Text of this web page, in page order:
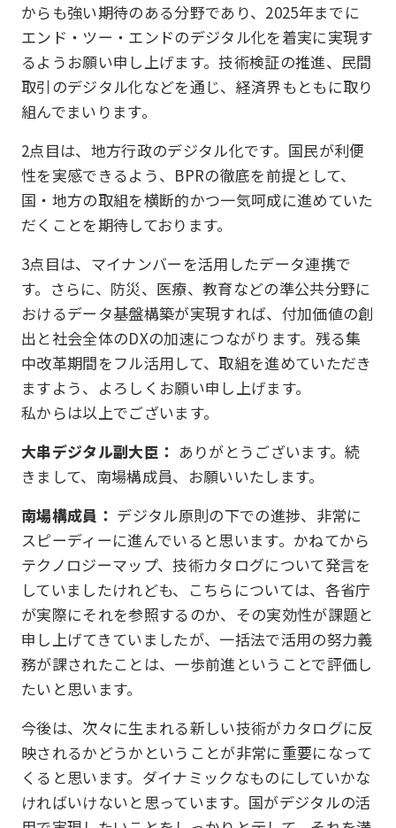
からも強い期待のある分野であり、2025年までに
エンド・ツー・エンドのデジタル化を着実に実現す
るようお願い申し上げます。技術検証の推進、民間
取引のデジタル化などを通じ、経済界もともに取り
組んでまいります。
2点目は、地方行政のデジタル化です。国民が利便
性を実感できるよう、BPRの徹底を前提として、
国・地方の取組を横断的かつ一気呵成に進めていた
だくことを期待しております。
3点目は、マイナンバーを活用したデータ連携で
す。さらに、防災、医療、教育などの準公共分野に
おけるデータ基盤構築が実現すれば、付加価値の創
出と社会全体のDXの加速につながります。残る集
中改革期間をフル活用して、取組を進めていただき
ますよう、よろしくお願い申し上げます。
私からは以上でございます。
大串デジタル副大臣： ありがとうございます。続
きまして、南場構成員、お願いいたします。
南場構成員： デジタル原則の下での進捗、非常に
スピーディーに進んでいると思います。かねてから
テクノロジーマップ、技術カタログについて発言を
していましたけれども、こちらについては、各省庁
が実際にそれを参照するのか、その実効性が課題と
申し上げてきていましたが、一括法で活用の努力義
務が課されたことは、一歩前進ということで評価し
たいと思います。
今後は、次々に生まれる新しい技術がカタログに反
映されるかどうかということが非常に重要になって
くると思います。ダイナミックなものにしていかな
ければいけないと思っています。国がデジタルの活